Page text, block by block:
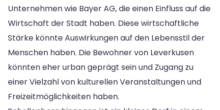
Unternehmen wie Bayer AG, die einen Einfluss auf die
Wirtschaft der Stadt haben. Diese wirtschaftliche
Stärke könnte Auswirkungen auf den Lebensstil der
Menschen haben. Die Bewohner von Leverkusen
könnten eher urban geprägt sein und Zugang zu
einer Vielzahl von kulturellen Veranstaltungen und
Freizeitmöglichkeiten haben.